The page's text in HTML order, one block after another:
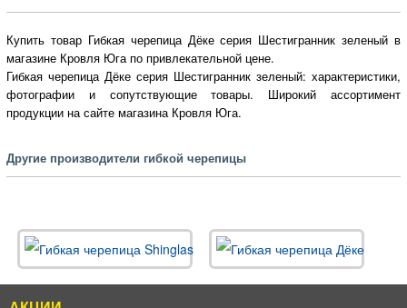
Купить товар Гибкая черепица Дёке серия Шестигранник зеленый в
магазине Кровля Юга по привлекательной цене.
Гибкая черепица Дёке серия Шестигранник зеленый: характеристики,
фотографии и сопутствующие товары. Широкий ассортимент
продукции на сайте магазина Кровля Юга.
Другие производители гибкой черепицы